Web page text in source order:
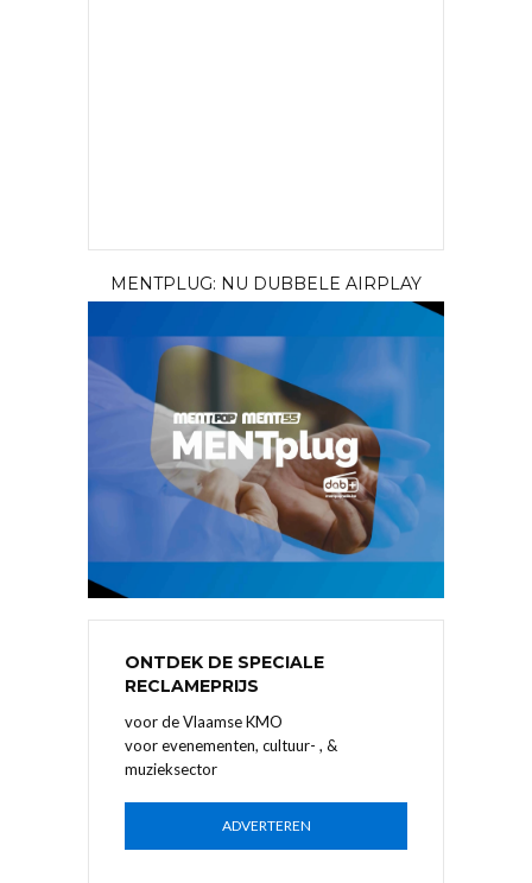
MENTPLUG: NU DUBBELE AIRPLAY
ONTDEK DE SPECIALE
RECLAMEPRIJS
voor de Vlaamse KMO
voor evenementen, cultuur- , &
muzieksector
ADVERTEREN